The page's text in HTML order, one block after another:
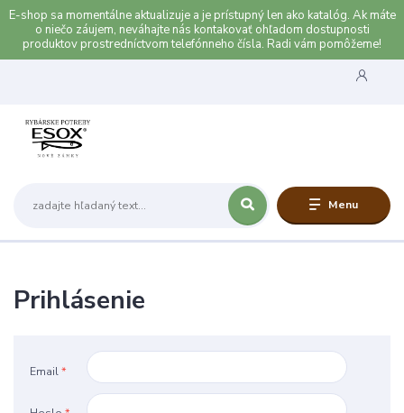
E-shop sa momentálne aktualizuje a je prístupný len ako katalóg. Ak máte
o niečo záujem, neváhajte nás kontakovať ohľadom dostupnosti
produktov prostredníctvom telefónneho čísla. Radi vám pomôžeme!
Menu
Prihlásenie
Email*